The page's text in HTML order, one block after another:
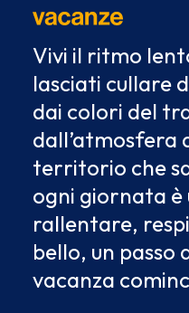
Vivi il ritmo
lasciati cullare
dai colori del
dall’atmosfera
territorio che
ogni giornata è
rallentare,
bello, un passo
vacanza